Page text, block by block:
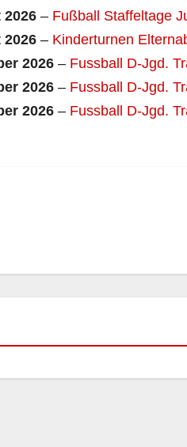
2026 – Fußball Staffeltage
2026 – Kinderturnen
2026 – Fussball D-Jgd.
2026 – Fussball D-Jgd.
2026 – Fussball D-Jgd.